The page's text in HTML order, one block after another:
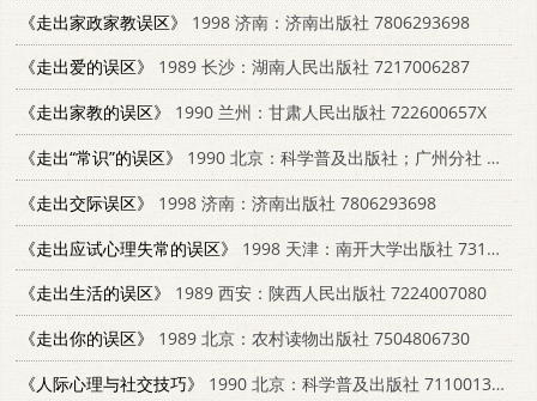
《走出家政家教误区》
1998 济南：济南出版社 7806293698
《走出爱的误区》
1989 长沙：湖南人民出版社 7217006287
《走出家教的误区》
1990 兰州：甘肃人民出版社 722600657X
《走出“常识”的误区》
1990 北京：科学普及出版社；广州分社 7110014096
《走出交际误区》
1998 济南：济南出版社 7806293698
《走出应试心理失常的误区》
1998 天津：南开大学出版社 731001040X
《走出生活的误区》
1989 西安：陕西人民出版社 7224007080
《走出你的误区》
1989 北京：农村读物出版社 7504806730
《人际心理与社交技巧》
1990 北京：科学普及出版社 7110013480